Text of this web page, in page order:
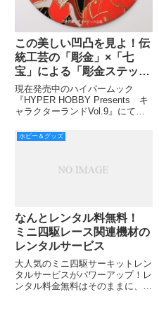
この美しい凹凸を見よ！伝
統工芸の「彫金」×「七
宝」による「彫金ステッカ
ー 永井豪コレクショ
ン」！
現在発売中のハイパームック
『HYPER HOBBY Presents キ
ャラクターランドVol.9』にて掲
「彫金ステッカー 永井豪コレク
ション」（67ページ参照）。誌
と思いまして
ホビー＆グッズ
なんとレンタル料無料！
ミニ四駆レース関連機材の
レンタルサービス
大人気のミニ四駆サーキットレン
タルサービスがパワーアップ！レ
ンタル料金無料はそのままに、同